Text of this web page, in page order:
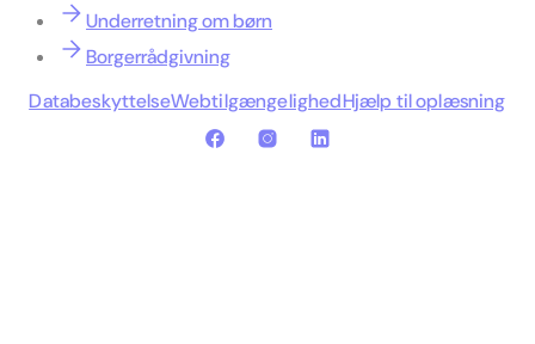
Underretning om børn
Borgerrådgivning
DatabeskyttelseWebtilgængelighedHjælp til oplæsning